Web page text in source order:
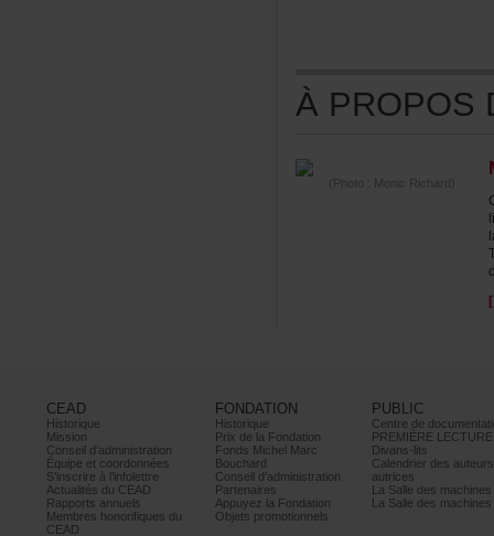
(Photo:MonicRichard)
CEAD
Historique
Mission
Conseild’administration
Équipeetcoordonnées
S’inscrireàl’infolettre
ActualitésduCEAD
Rapportsannuels
Membreshonorifiquesdu
CEAD
FONDATION
Historique
PrixdelaFondation
FondsMichelMarc
Bouchard
Conseild’administration
Partenaires
AppuyezlaFondation
Objetspromotionnels
PUBLIC
PREMIÈRELECTURE
Divans-lits
autrices